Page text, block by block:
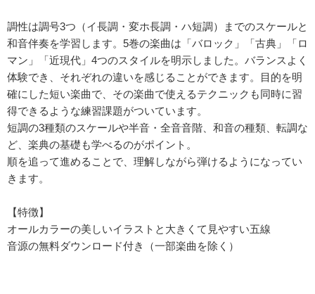
調性は調号3つ（イ長調・変ホ長調・ハ短調）までのスケールと
和音伴奏を学習します。5巻の楽曲は「バロック」「古典」「ロ
マン」「近現代」4つのスタイルを明示しました。バランスよく
体験でき、それぞれの違いを感じることができます。目的を明
確にした短い楽曲で、その楽曲で使えるテクニックも同時に習
得できるような練習課題がついています。
短調の3種類のスケールや半音・全音音階、和音の種類、転調な
ど、楽典の基礎も学べるのがポイント。
順を追って進めることで、理解しながら弾けるようになってい
きます。
【特徴】
オールカラーの美しいイラストと大きくて見やすい五線
音源の無料ダウンロード付き（一部楽曲を除く）